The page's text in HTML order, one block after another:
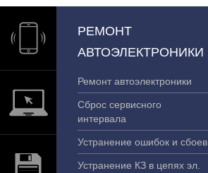
РЕМОНТ
АВТОЭЛЕКТРОНИКИ
Ремонт автоэлектроники
Сброс сервисного
интервала
Устранение ошибок и сбоев
Устранение КЗ в цепях эл.